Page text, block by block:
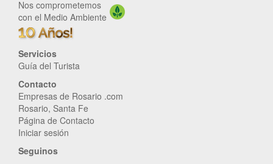
Nos comprometemos
con el Medio Ambiente
Servicios
Guía del Turista
Contacto
Empresas de Rosario .com
Rosario, Santa Fe
Página de Contacto
Iniciar sesión
Seguinos